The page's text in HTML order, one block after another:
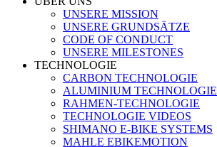
UNSERE MISSION
UNSERE GRUNDSÄTZE
CODE OF CONDUCT
UNSERE MILESTONES
TECHNOLOGIE
CARBON TECHNOLOGIE
ALUMINIUM TECHNOLOGIE
RAHMEN-TECHNOLOGIE
TECHNOLOGIE VIDEOS
SHIMANO E-BIKE SYSTEMS
MAHLE EBIKEMOTION